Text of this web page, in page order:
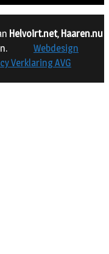
Helvoirt.net, Haaren.nu
Webdesign
Verklaring AVG